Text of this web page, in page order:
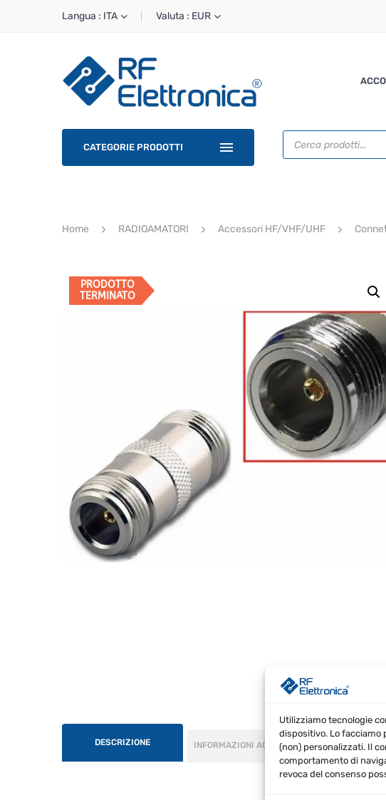
Utilizziamo tecnologie
dispositivo. Lo facciamo
(non) personalizzati. Il
comportamento di
revoca del consenso
Langua : ITA Valuta : EUR
CATEGORIE PRODOTTI
Ricerca
prodotti
Home RADIOAMATORI Accessori HF/VHF/UHF
PRODOTTO
TERMINATO
DESCRIZIONE INFORMAZIONI AGGIUNTIVE